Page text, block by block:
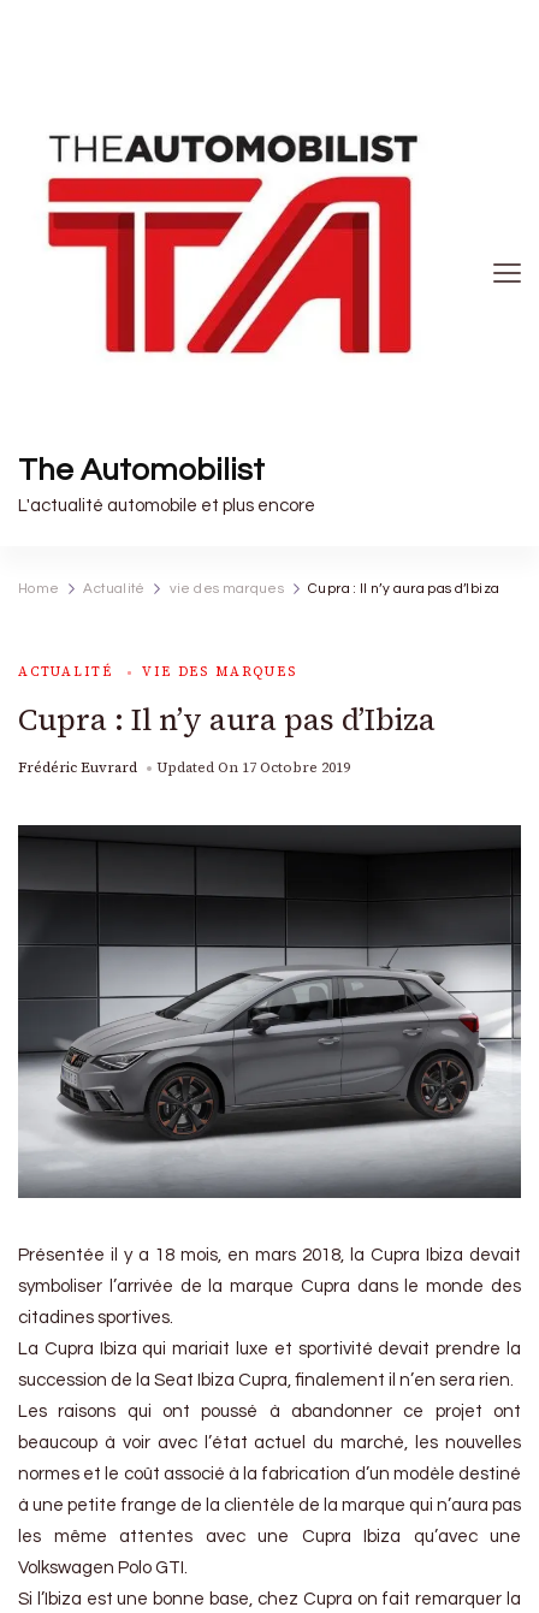
The Automobilist
L'actualité automobile et plus encore
Home Actualité vie des marques Cupra : Il n’y aura pas d’Ibiza
ACTUALITÉ VIE DES MARQUES
Cupra : Il n’y aura pas d’Ibiza
Frédéric Euvrard Updated On 17 Octobre 2019
Présentée il y a 18 mois, en mars 2018, la Cupra Ibiza devait
symboliser l’arrivée de la marque Cupra dans le monde des
citadines sportives.
La Cupra Ibiza qui mariait luxe et sportivité devait prendre la
succession de la Seat Ibiza Cupra, finalement il n’en sera rien.
Les raisons qui ont poussé à abandonner ce projet ont
beaucoup à voir avec l’état actuel du marché, les nouvelles
normes et le coût associé à la fabrication d’un modèle destiné
à une petite frange de la clientèle de la marque qui n’aura pas
les même attentes avec une Cupra Ibiza qu’avec une
Volkswagen Polo GTI.
Si l’Ibiza est une bonne base, chez Cupra on fait remarquer la